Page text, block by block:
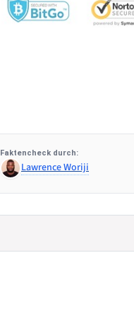
Faktencheck durch:
Lawrence Woriji